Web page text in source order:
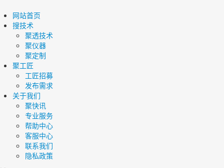
网站首页
搜技术
聚透技术
聚仪器
聚定制
聚工匠
工匠招募
发布需求
关于我们
聚快讯
专业服务
帮助中心
客服中心
联系我们
隐私政策